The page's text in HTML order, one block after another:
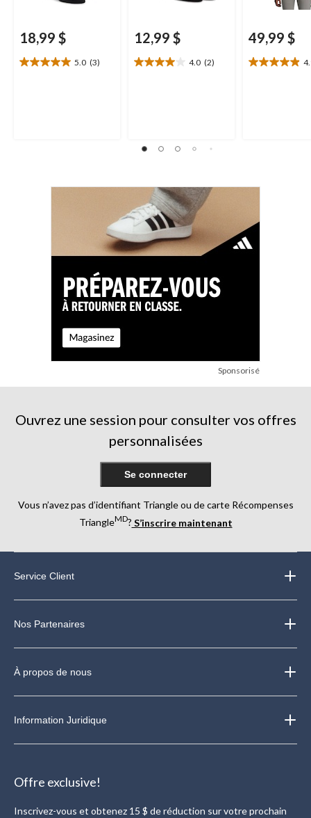
18,99 $
5.0 (3)
5.0
12,99 $
4.0 (2)
4.0
49,99 $
4.9
Sponsorisé
Ouvrez une session pour consulter vos offres
personnalisées
Se connecter
Vous n’avez pas d’identifiant Triangle ou de carte Récompenses
TriangleMD? S’inscrire maintenant
Service Client
Nos Partenaires
À propos de nous
Information Juridique
Offre exclusive!
Inscrivez-vous et obtenez 15 $ de réduction sur votre prochain